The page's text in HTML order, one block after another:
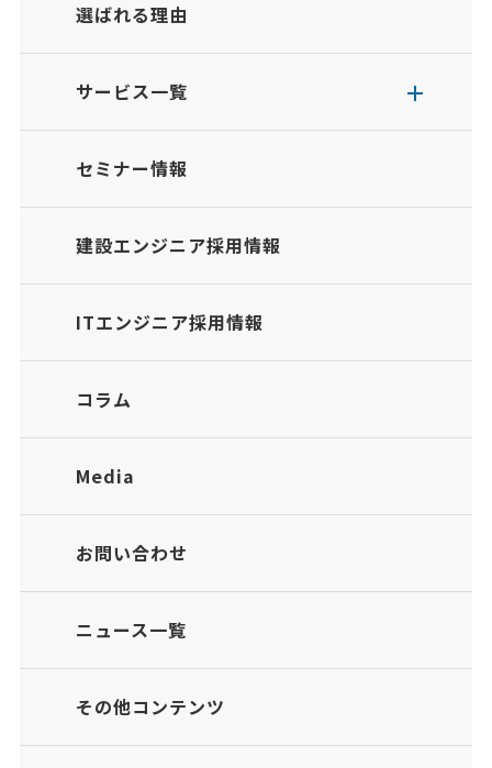
選ばれる理由
サービス一覧
セミナー情報
建設エンジニア採用情報
ITエンジニア採用情報
コラム
Media
お問い合わせ
ニュース一覧
その他コンテンツ